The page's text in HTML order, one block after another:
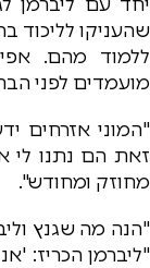
שהעניקו לליכוד
ללמוד מהם.
מועמדים לפני
"המוני אזרחים
זאת הם נתנו
מחוזק ומחודש".
"הנה מה שגנץ
"ליברמן הכריז: